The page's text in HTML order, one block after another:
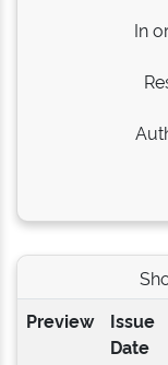
In
Preview
Issue
Date